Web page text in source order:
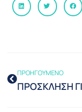
ΠΡΟΗΓΟΥΜΕΝΟ